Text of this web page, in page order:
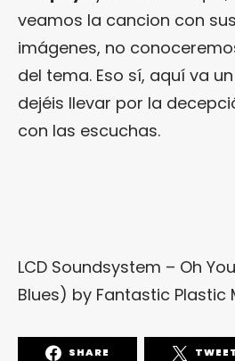
veamos la cancion con
imágenes, no
del tema. Eso sí, aquí va
dejéis llevar por la
con las escuchas.
LCD Soundsystem – Oh
Blues) by Fantastic Plastic
SHARE